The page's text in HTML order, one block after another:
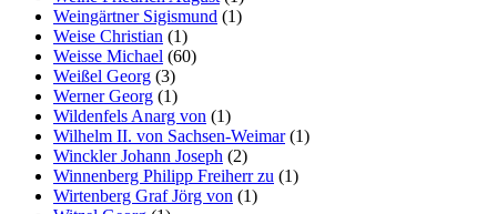
Weingärtner Sigismund (1)
Weise Christian (1)
Weisse Michael (60)
Weißel Georg (3)
Werner Georg (1)
Wildenfels Anarg von (1)
Wilhelm II. von Sachsen-Weimar(1)
Winckler Johann Joseph (2)
Winnenberg Philipp Freiherr zu (1)
Wirtenberg Graf Jörg von (1)